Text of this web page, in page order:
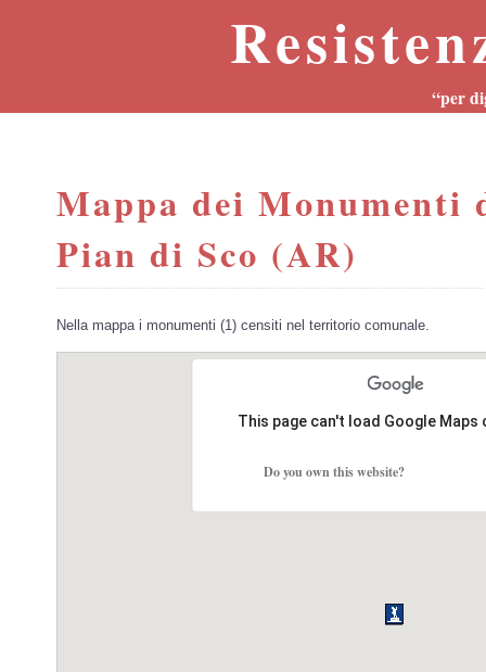
“per
Mappa dei Monumenti
Pian di Sco (AR)
Nella mappa i monumenti (1) censiti nel territorio comunale.
This page can't load Google
Do you own this website?